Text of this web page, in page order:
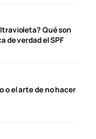
Qué son
de verdad el SPF
o el arte de no hacer